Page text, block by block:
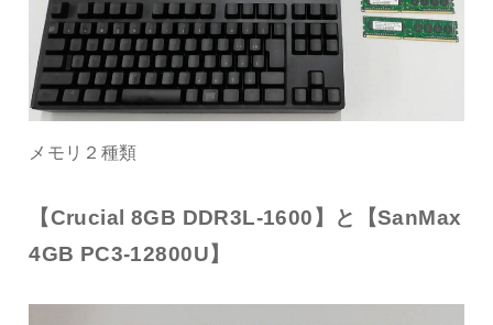
メモリ２種類
【Crucial 8GB DDR3L-1600】と【SanMax
4GB PC3-12800U】